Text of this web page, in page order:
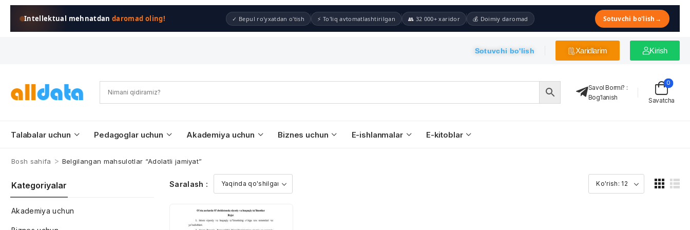
Intellektual mehnatdandaromad oling! ✓ Bepul ro'yxatdan o'tish ⚡ To'liq avtomatlashtirilgan 👥 32 000+ xaridor 💰 Doimiy daromad Sotuvchi bo'lish →
Sotuvchi bo'lish Xaridlarim Kirish
Savol Bormi? :
Bog'lanish
Savatcha
0
Talabalar uchun Pedagoglar uchun Akademiya uchun Biznes uchun E-ishlanmalar E-kitoblar
Bosh sahifa > Belgilangan mahsulotlar “Adolatli jamiyat”
Kategoriyalar
Akademiya uchun
Saralash :